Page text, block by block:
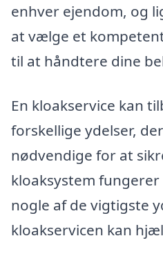
enhver ejendom, og
at vælge et
til at håndtere dine
En kloakservice kan
forskellige ydelser,
nødvendige for at
kloaksystem
nogle af de vigtigste
kloakservicen kan